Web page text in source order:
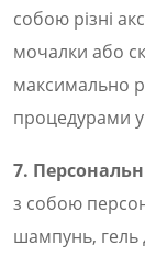
собою різні
мочалки або
максимально
процедурами у
7.
з собою
шампунь, гель